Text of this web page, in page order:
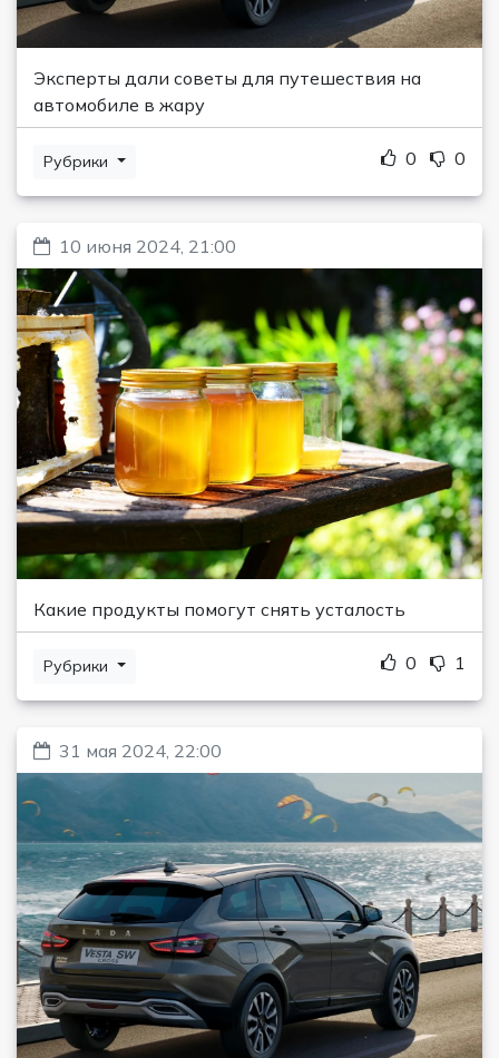
Эксперты дали советы для путешествия на
автомобиле в жару
Рубрики 0 0
10 июня 2024, 21:00
Какие продукты помогут снять усталость
Рубрики 0 1
31 мая 2024, 22:00